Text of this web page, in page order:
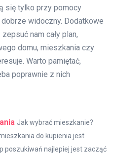
się tylko przy pomocy
widoczny. Dodatkowe
nam cały plan,
domu, mieszkania czy
Warto pamiętać,
poprawnie z nich
Jak wybrać mieszkanie?
do kupienia jest
poszukiwań najlepiej jest zacząć